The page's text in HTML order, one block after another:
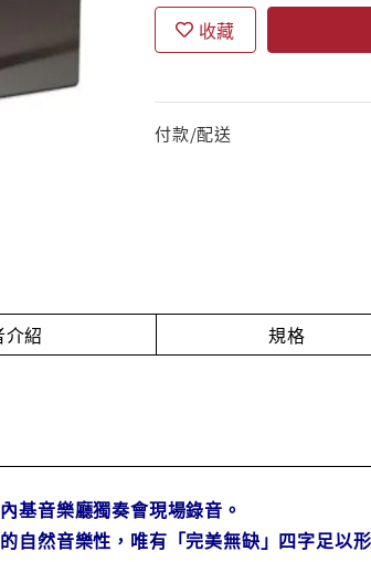
收藏
付款/配送
紹 規格
基音樂廳獨奏會現場錄音。
然音樂性，唯有「完美無缺」四字足以形